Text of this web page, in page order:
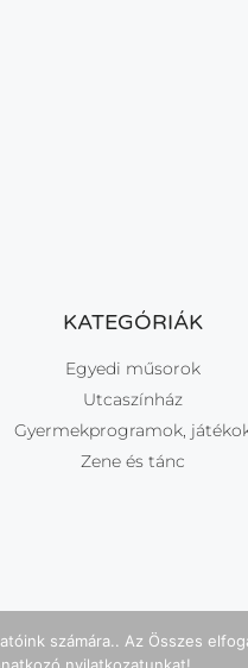
KATEGÓRIÁK
Egyedi műsorok
Utcaszínház
Gyermekprogramok,
Zene és tánc
számára.. Az Összes